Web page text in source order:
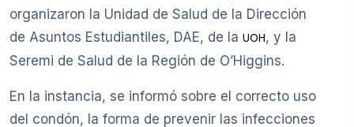
organizaron la Unidad de Salud de la Dirección
de Asuntos Estudiantiles, DAE, de la UOH, y la
Seremi de Salud de la Región de O’Higgins.
En la instancia, se informó sobre el correcto uso
del condón, la forma de prevenir las infecciones